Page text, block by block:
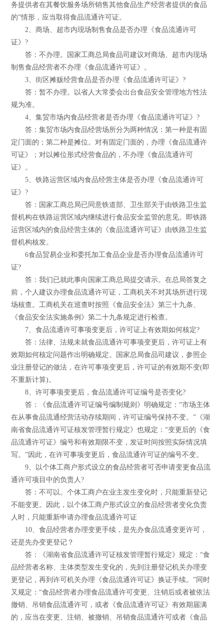
务提供者在其餐饮服务场所销售其他食品生产经营者提供的食品
的”情形，应当取得食品流通许可证。
2、商场、超市内现场制售食品是否办理《食品流通许可
证》?
答：不办理。国家工商总局食品司建议对商场、超市内现场
制售食品经营者不办理《食品流通许可证》。
3、街区摊贩经营食品是否办理《食品流通许可证》?
答：暂不办理。以省人大常委会出台食品安全管理地方性法
规为准。
4、集贸市场内食品经营者是否办理《食品流通许可证》?
答：集贸市场内食品经营场所分为两种情况：第一种是有固
定门面的；第二种是摊位。对有固定门面的，办理《食品流通许
可证》；对以摊位形式经营食品的，不办理《食品流通许可
证》。
5、铁路运营区域内食品经营主体是否办理《食品流通许可
证》?
答：国家工商总局已同意铁道部、卫生部关于由铁路卫生监
督机构在铁路运营区域内继续进行食品安全监管的意见。即铁路
运营区域内的食品经营主体的《食品流通许可证》由铁路卫生监
督机构核发。
6食品贸易企业和委托加工食品企业是否办理食品流通许可
证?
答：我们已就此事向国家工商总局提交请示。在总局答复之
前，个人建议办理食品流通许可证，工商机关不对其场所进行现
场核查。工商机关在巡查时按照《食品安全法》第三十九条、
《食品安全法实施条例》第二十九条规定进行检查。
7、食品流通许可事项变更后，许可证上有效期如何核定?
答：法律、法规未就食品流通许可事项变更后，许可证上有
效期如何核定问题作出明确规定。国家总局食品司建议，参照企
业注册登记的做法，在许可事项变更后，许可证的有效期不变(即
不重新计算)。
8、许可事项变更后，食品流通许可证编号是否变化?
答：《食品流通许可证编号编制规则》明确规定：“市场主体
在从事食品流通经营活动存续期间，许可证编号保持不变。”《湖
南省食品流通许可证核发管理暂行规定》也规定：“变更后的《食
品流通许可证》编号和有效期限不变，发证时间按照实际情况填
写。”因此，在许可事项变更后，食品流通许可证的编号不变。
9、以个体工商户形式设立的食品经营者可否申请变更食品流
通许可项目中的负责人?
答：不可以。个体工商户在业主发生变化时，只能重新登记
不能变更。因此，以个体工商户形式设立的食品经营者变化负责
人时，只能重新申请办理食品流通许可证
10、食品经营者办理变更手续，是先办食品流通变更许可，
还是先办变更登记？
答：《湖南省食品流通许可证核发管理暂行规定》规定：“食
品经营者名称、主体类型发生变化的，先到注册登记机关办理变
更登记，再到许可机关办理《食品流通许可证》换证手续。”同时
又规定：“食品经营者办理食品流通许可变更、注销后或者被依法
撤销、吊销食品流通许可，或者《食品流通许可证》有效期届满
的，应当在变更、注销、被撤销、吊销食品流通许可或者《食品